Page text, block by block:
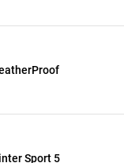
Sport 5